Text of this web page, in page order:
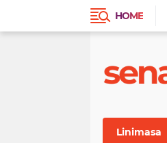
HOME
Linimasa